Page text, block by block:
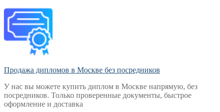
Продажа дипломов в Москве без посредников
У нас вы можете купить диплом в Москве напрямую, без
посредников. Только проверенные документы, быстрое
оформление и доставка